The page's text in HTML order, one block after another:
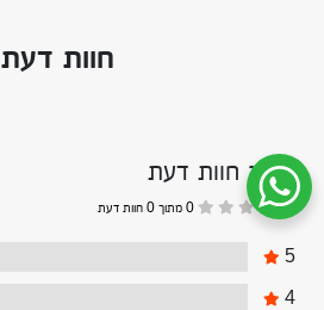
חוות דעת
דירוג חוות דעת
5
4
שיחת ווטסאפ עם שירות הלקוחות